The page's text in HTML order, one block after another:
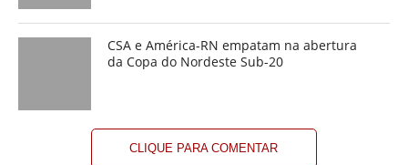
CSA e América-RN empatam na abertura
da Copa do Nordeste Sub-20
CLIQUE PARA COMENTAR